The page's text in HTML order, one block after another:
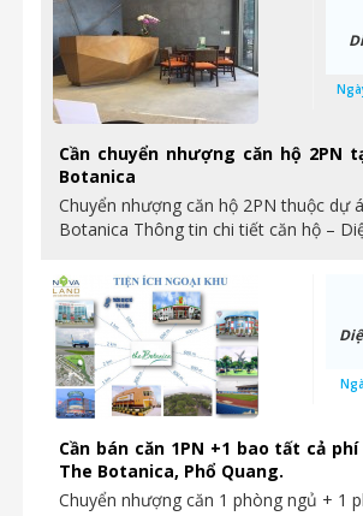
Cần chuyển nhượng căn hộ 2PN
Botanica
Chuyển nhượng căn hộ 2PN thuộc dự
Botanica Thông tin chi tiết căn hộ –
Cần bán căn 1PN +1 bao tất cả
The Botanica, Phổ Quang.
Chuyển nhượng căn 1 phòng ngủ + 1